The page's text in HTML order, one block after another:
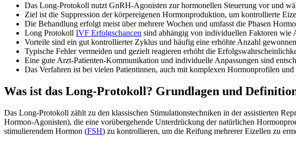
Das Long-Protokoll nutzt GnRH-Agonisten zur hormonellen Steuerung vor und
Ziel ist die Suppression der körpereigenen Hormonproduktion, um kontrollierte
Die Behandlung erfolgt meist über mehrere Wochen und umfasst die Phasen
Long Protokoll IVF Erfolgschancen sind abhängig von individuellen Faktoren wie
Vorteile sind ein gut kontrollierter Zyklus und häufig eine erhöhte Anzahl
Typische Fehler vermeiden und gezielt reagieren erhöht die
Eine gute Arzt-Patienten-Kommunikation und individuelle Anpassungen sind
Das Verfahren ist bei vielen Patientinnen, auch mit komplexen Hormonprofilen
Was ist das Long-Protokoll? Grundlagen und
Das Long-Protokoll zählt zu den klassischen Stimulationstechniken in der assistierten
Hormon-Agonisten), die eine vorübergehende Unterdrückung der natürlichen
stimulierendem Hormon (FSH) zu kontrollieren, um die Reifung mehrerer Eizellen zu